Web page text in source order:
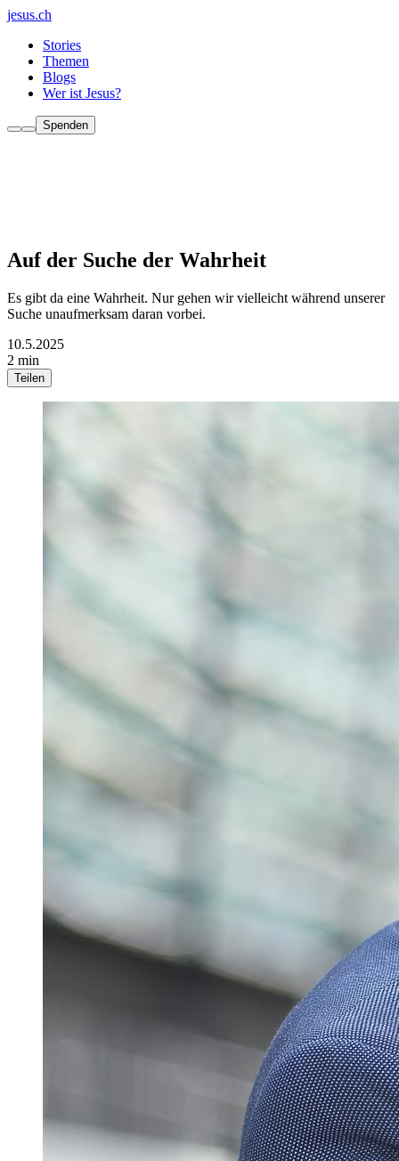
jesus.ch
Stories
Themen
Blogs
Wer ist Jesus?
Spenden
Auf der Suche der Wahrheit
Es gibt da eine Wahrheit. Nur gehen wir vielleicht während unserer
Suche unaufmerksam daran vorbei.
10.5.2025
2 min
Teilen